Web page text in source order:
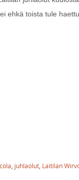
ehkä toista tule
, juhlaolut, Laitilan